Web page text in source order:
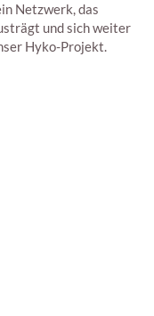
Netzwerk, das
und sich weiter
Hyko-Projekt.